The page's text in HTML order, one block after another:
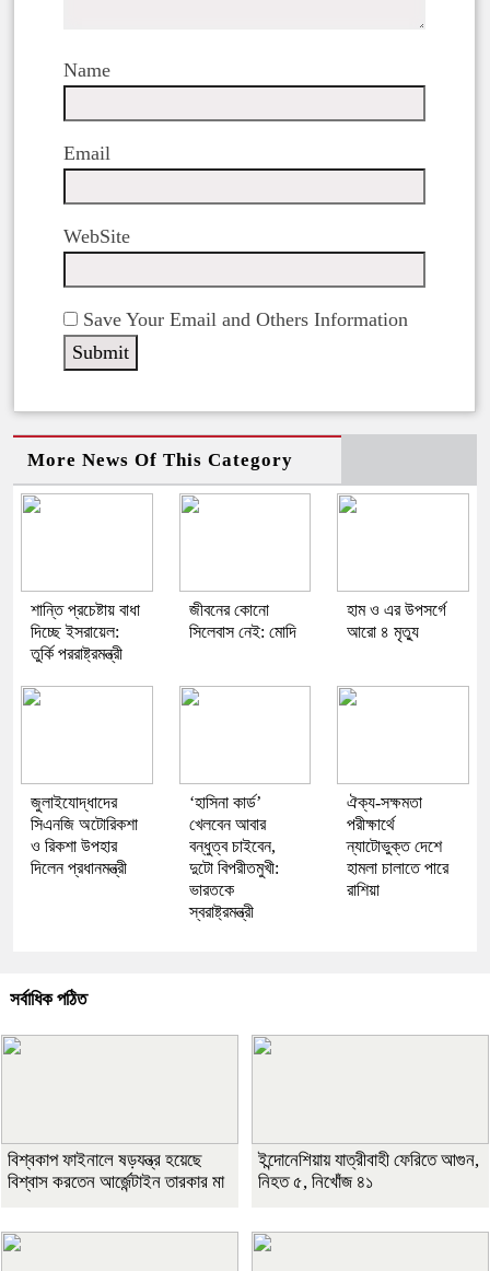
Name
Email
WebSite
Save Your Email and Others Information
More News Of This Category
শান্তি প্রচেষ্টায় বাধা
দিচ্ছে ইসরায়েল:
তুর্কি পররাষ্ট্রমন্ত্রী
জীবনের কোনো
সিলেবাস নেই: মোদি
হাম ও এর উপসর্গে
আরো ৪ মৃত্যু
জুলাইযোদ্ধাদের
সিএনজি অটোরিকশা
ও রিকশা উপহার
দিলেন প্রধানমন্ত্রী
‘হাসিনা কার্ড’
খেলবেন আবার
বন্ধুত্ব চাইবেন,
দুটো বিপরীতমুখী:
ভারতকে
স্বরাষ্ট্রমন্ত্রী
ঐক্য-সক্ষমতা
পরীক্ষার্থে
ন্যাটোভুক্ত দেশে
হামলা চালাতে পারে
রাশিয়া
সর্বাধিক পঠিত
বিশ্বকাপ ফাইনালে ষড়যন্ত্র হয়েছে
বিশ্বাস করতেন আর্জেন্টাইন তারকার মা
ইন্দোনেশিয়ায় যাত্রীবাহী ফেরিতে আগুন,
নিহত ৫, নিখোঁজ ৪১